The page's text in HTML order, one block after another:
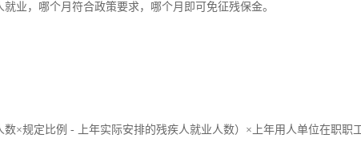
业，哪个月符合政策要求，哪个月即可免征残保金。
×规定比例 - 上年实际安排的残疾人就业人数）×上年用人单位在职职